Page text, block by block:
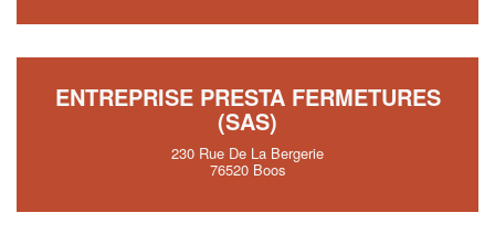
ENTREPRISE PRESTA FERMETURES
(SAS)
230 Rue De La Bergerie
76520 Boos